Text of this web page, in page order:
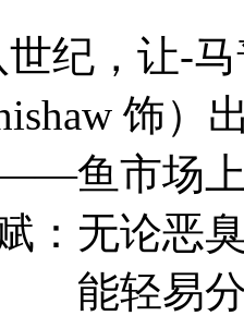
，让-马
饰）
鱼市场
：无论恶
能轻易